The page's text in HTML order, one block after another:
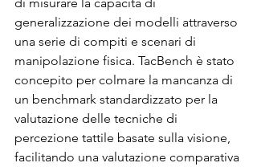
generalizzazione dei modelli attraverso
una serie di compiti e scenari di
manipolazione fisica. TacBench è stato
concepito per colmare la mancanza di
un benchmark standardizzato per la
valutazione delle tecniche di
percezione tattile basate sulla visione,
facilitando una valutazione comparativa